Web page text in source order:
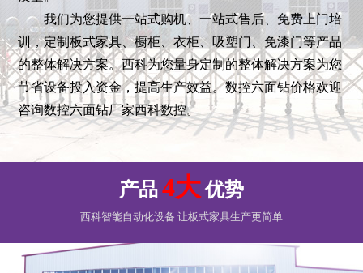
我们为您提供一站式购机、一站式售后、免费上门培
训，定制板式家具、橱柜、衣柜、吸塑门、免漆门等产品
的整体解决方案。西科为您量身定制的整体解决方案为您
节省设备投入资金，提高生产效益。数控六面钻价格欢迎
咨询数控六面钻厂家西科数控。
产品4大优势
西科智能自动化设备 让板式家具生产更简单